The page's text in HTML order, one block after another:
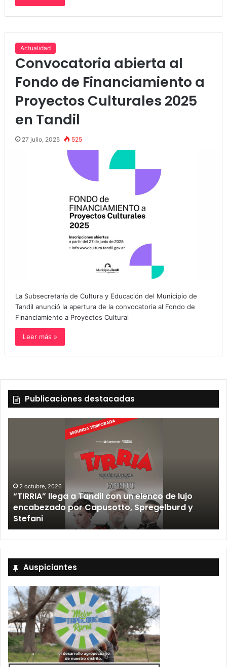
Actualidad
Convocatoria abierta al
Fondo de Financiamiento a
Proyectos Culturales 2025
en Tandil
27 julio, 2025 525
La Subsecretaría de Cultura y Educación del Municipio de
Tandil anunció la apertura de la convocatoria al Fondo de
Financiamiento a Proyectos Cultural
Leer más »
Publicaciones destacadas
2 octubre, 2026
“TIRRIA” llega a Tandil con un elenco de lujo
encabezado por Capusotto, Spregelburd y
Stefani
Auspiciantes